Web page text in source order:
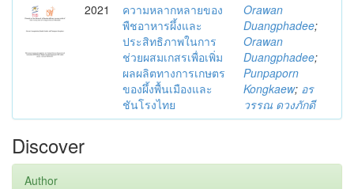
2021
ความหลากหลายของ
พืชอาหารผึ้งและ
ประสิทธิภาพในการ
ช่วยผสมเกสรเพื่อเพิ่ม
ผลผลิตทางการเกษตร
ของผึ้งพื้นเมืองและ
ชันโรงไทย
Orawan
Duangphadee;
Orawan
Duangphadee;
Punpaporn
Kongkaew; อร
วรรณ ดวงภักดี
Discover
Author